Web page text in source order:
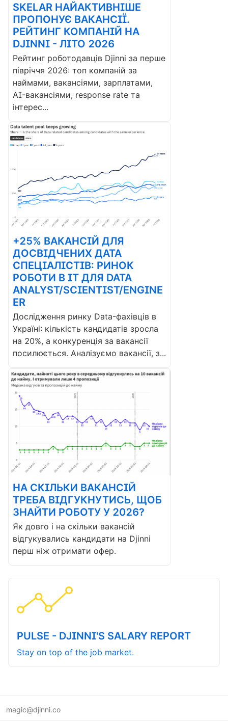
SKELAR НАЙАКТИВНІШЕ
ПРОПОНУЄ ВАКАНСІЇ.
РЕЙТИНГ КОМПАНІЙ НА
DJINNI - ЛІТО 2026
Рейтинг роботодавців Djinni за перше
півріччя 2026: топ компаній за
наймами, вакансіями, зарплатами,
AI-вакансіями, response rate та
інтерес...
+25% ВАКАНСІЙ ДЛЯ
ДОСВІДЧЕНИХ ДАТА
СПЕЦІАЛІСТІВ: РИНОК
РОБОТИ В ІТ ДЛЯ DATA
ANALYST/SCIENTIST/ENGINE
ER
Дослідження ринку Data-фахівців в
Україні: кількість кандидатів зросла
на 20%, а конкуренція за вакансії
посилюється. Аналізуємо вакансії, з...
НА СКІЛЬКИ ВАКАНСІЙ
ТРЕБА ВІДГУКНУТИСЬ, ЩОБ
ЗНАЙТИ РОБОТУ У 2026?
Як довго і на скільки вакансій
відгукувались кандидати на Djinni
перш ніж отримати офер.
PULSE - DJINNI'S SALARY REPORT
Stay on top of the job market.
magic@djinni.co